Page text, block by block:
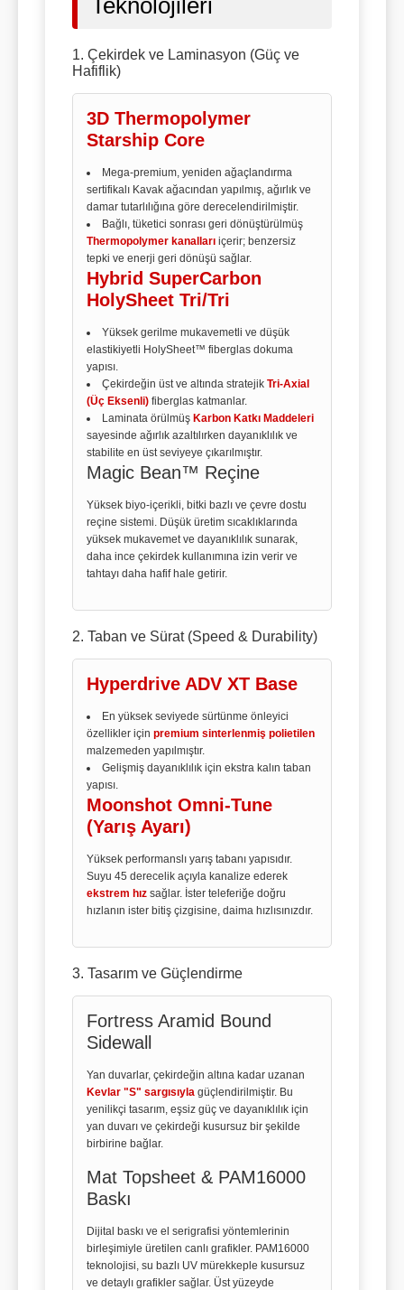
Teknolojileri
1. Çekirdek ve Laminasyon (Güç ve
Hafiflik)
3D Thermopolymer
Starship Core
Mega-premium, yeniden ağaçlandırma
sertifikalı Kavak ağacından yapılmış, ağırlık ve
damar tutarlılığına göre derecelendirilmiştir.
Bağlı, tüketici sonrası geri dönüştürülmüş
Thermopolymer kanalları içerir; benzersiz
tepki ve enerji geri dönüşü sağlar.
Hybrid SuperCarbon
HolySheet Tri/Tri
Yüksek gerilme mukavemetli ve düşük
elastikiyetli HolySheet™ fiberglas dokuma
yapısı.
Çekirdeğin üst ve altında stratejik Tri-Axial
(Üç Eksenli) fiberglas katmanlar.
Laminata örülmüş Karbon Katkı Maddeleri
sayesinde ağırlık azaltılırken dayanıklılık ve
stabilite en üst seviyeye çıkarılmıştır.
Magic Bean™ Reçine
Yüksek biyo-içerikli, bitki bazlı ve çevre dostu
reçine sistemi. Düşük üretim sıcaklıklarında
yüksek mukavemet ve dayanıklılık sunarak,
daha ince çekirdek kullanımına izin verir ve
tahtayı daha hafif hale getirir.
2. Taban ve Sürat (Speed & Durability)
Hyperdrive ADV XT Base
En yüksek seviyede sürtünme önleyici
özellikler için premium sinterlenmiş polietilen
malzemeden yapılmıştır.
Gelişmiş dayanıklılık için ekstra kalın taban
yapısı.
Moonshot Omni-Tune
(Yarış Ayarı)
Yüksek performanslı yarış tabanı yapısıdır.
Suyu 45 derecelik açıyla kanalize ederek
ekstrem hız sağlar. İster teleferiğe doğru
hızlanın ister bitiş çizgisine, daima hızlısınızdır.
3. Tasarım ve Güçlendirme
Fortress Aramid Bound
Sidewall
Yan duvarlar, çekirdeğin altına kadar uzanan
Kevlar "S" sargısıyla güçlendirilmiştir. Bu
yenilikçi tasarım, eşsiz güç ve dayanıklılık için
yan duvarı ve çekirdeği kusursuz bir şekilde
birbirine bağlar.
Mat Topsheet & PAM16000
Baskı
Dijital baskı ve el serigrafisi yöntemlerinin
birleşimiyle üretilen canlı grafikler. PAM16000
teknolojisi, su bazlı UV mürekkeple kusursuz
ve detaylı grafikler sağlar. Üst yüzeyde